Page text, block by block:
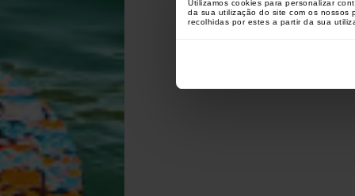
Utilizamos cookies para personalizar
da sua utilização do site com os nossos
recolhidas por estes a partir da sua